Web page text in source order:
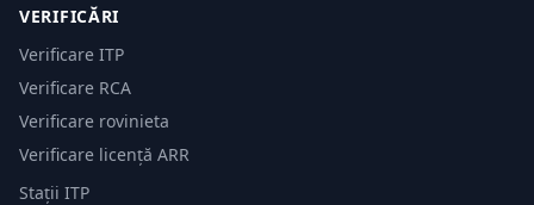
VERIFICĂRI
Verificare ITP
Verificare RCA
Verificare rovinieta
Verificare licență ARR
Stații ITP